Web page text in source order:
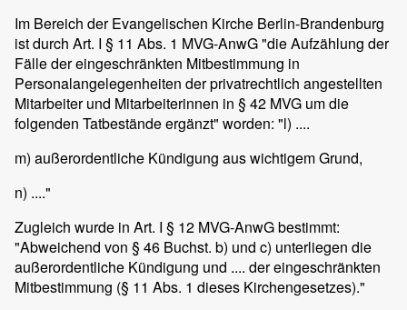
Im Bereich der Evangelischen Kirche Berlin-Brandenburg
ist durch Art. I § 11 Abs. 1 MVG-AnwG "die Aufzählung der
Fälle der eingeschränkten Mitbestimmung in
Personalangelegenheiten der privatrechtlich angestellten
Mitarbeiter und Mitarbeiterinnen in § 42 MVG um die
folgenden Tatbestände ergänzt" worden: "l) ....
m) außerordentliche Kündigung aus wichtigem Grund,
n) ...."
Zugleich wurde in Art. I § 12 MVG-AnwG bestimmt:
"Abweichend von § 46 Buchst. b) und c) unterliegen die
außerordentliche Kündigung und .... der eingeschränkten
Mitbestimmung (§ 11 Abs. 1 dieses Kirchengesetzes)."